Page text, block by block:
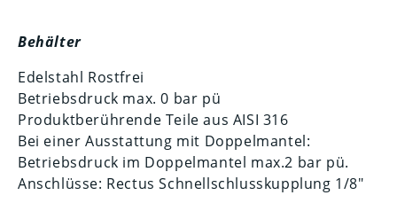
Behälter
Edelstahl Rostfrei
Betriebsdruck max. 0 bar pü
Produktberührende Teile aus AISI 316
Bei einer Ausstattung mit Doppelmantel:
Betriebsdruck im Doppelmantel max.2 bar pü.
Anschlüsse: Rectus Schnellschlusskupplung 1/8″